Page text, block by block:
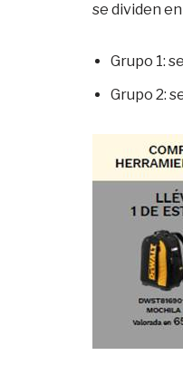
se dividen
Grupo 1:
Grupo 2: